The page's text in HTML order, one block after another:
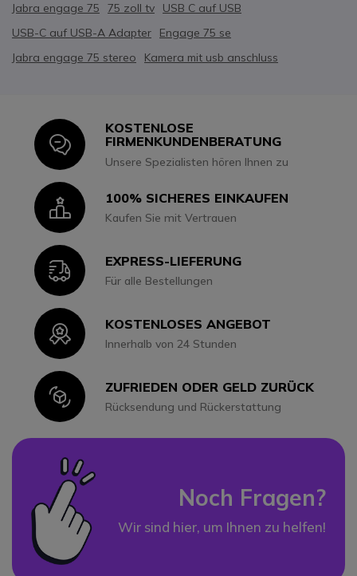
Jabra engage 75
75 zoll tv
USB C auf USB
USB-C auf USB-A Adapter
Engage 75 se
Jabra engage 75 stereo
Kamera mit usb anschluss
Icon
KOSTENLOSE
FIRMENKUNDENBERATUNG
Unsere Spezialisten hören Ihnen zu
Icon100% SICHERES EINKAUFEN
Kaufen Sie mit Vertrauen
IconEXPRESS-LIEFERUNG
Für alle Bestellungen
IconKOSTENLOSES ANGEBOT
Innerhalb von 24 Stunden
IconZUFRIEDEN ODER GELD ZURÜCK
Rücksendung und Rückerstattung
Noch Fragen?
Wir sind hier, um Ihnen zu helfen!